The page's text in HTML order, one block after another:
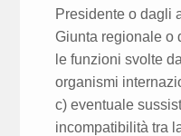
Presidente o dagli
Giunta regionale o
le funzioni svolte
organismi
c) eventuale
incompatibilità tra